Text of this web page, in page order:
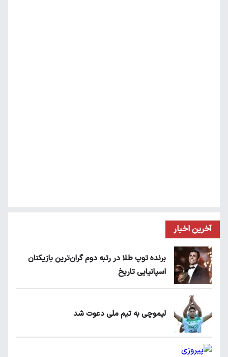
آخرین اخبار
برنده توپ طلا در رتبه دوم گران‌ترین بازیکنان
اسپانیایی تاریخ
لیموچی به تیم ملی دعوت شد